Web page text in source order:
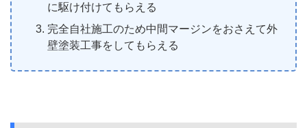
に駆け付けてもらえる
完全自社施工のため中間マージンをおさえて外
壁塗装工事をしてもらえる